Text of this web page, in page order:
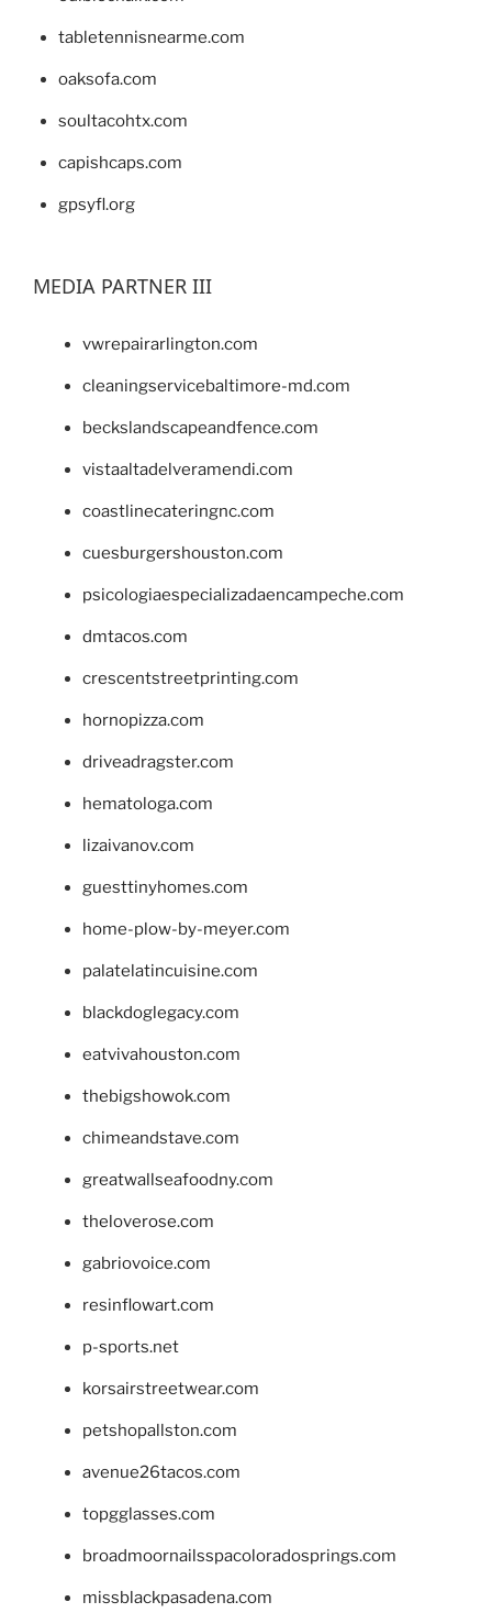
tabletennisnearme.com
oaksofa.com
soultacohtx.com
capishcaps.com
gpsyfl.org
MEDIA PARTNER III
vwrepairarlington.com
cleaningservicebaltimore-md.com
beckslandscapeandfence.com
vistaaltadelveramendi.com
coastlinecateringnc.com
cuesburgershouston.com
psicologiaespecializadaencampeche.com
dmtacos.com
crescentstreetprinting.com
hornopizza.com
driveadragster.com
hematologa.com
lizaivanov.com
guesttinyhomes.com
home-plow-by-meyer.com
palatelatincuisine.com
blackdoglegacy.com
eatvivahouston.com
thebigshowok.com
chimeandstave.com
greatwallseafoodny.com
theloverose.com
gabriovoice.com
resinflowart.com
p-sports.net
korsairstreetwear.com
petshopallston.com
avenue26tacos.com
topgglasses.com
broadmoornailsspacoloradosprings.com
missblackpasadena.com